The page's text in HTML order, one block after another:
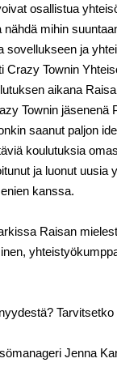
osallistua
nähdä mihin
sovellukseen ja
Crazy Townin
aikana
Townin jäsenenä
saanut paljon
koulutuksia
ja luonut uusia
kanssa.
Raisan
Jenna